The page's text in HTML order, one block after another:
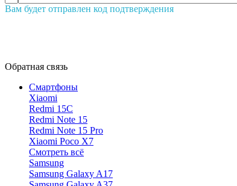
Вам будет отправлен код подтверждения
Обратная связь
Смартфоны
Xiaomi
Redmi 15C
Redmi Note 15
Redmi Note 15 Pro
Xiaomi Poco X7
Смотреть всё
Samsung
Samsung Galaxy A17